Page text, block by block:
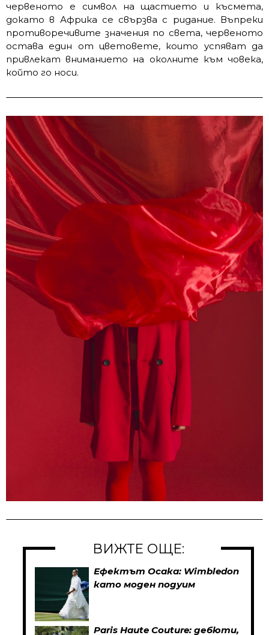
червеното е символ на щастието и късмета,
докато в Африка се свързва с ридание. Въпреки
противоречивите значения по света, червеното
остава един от цветовете, които успяват да
привлекат вниманието на околните към човека,
който го носи.
ВИЖТЕ ОЩЕ:
Ефектът Осака: Wimbledon
като моден подуим
Paris Haute Couture: дебюти,